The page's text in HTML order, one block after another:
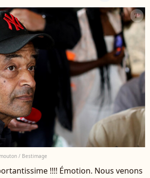
/ Bestimage
!!!! Émotion. Nous venons